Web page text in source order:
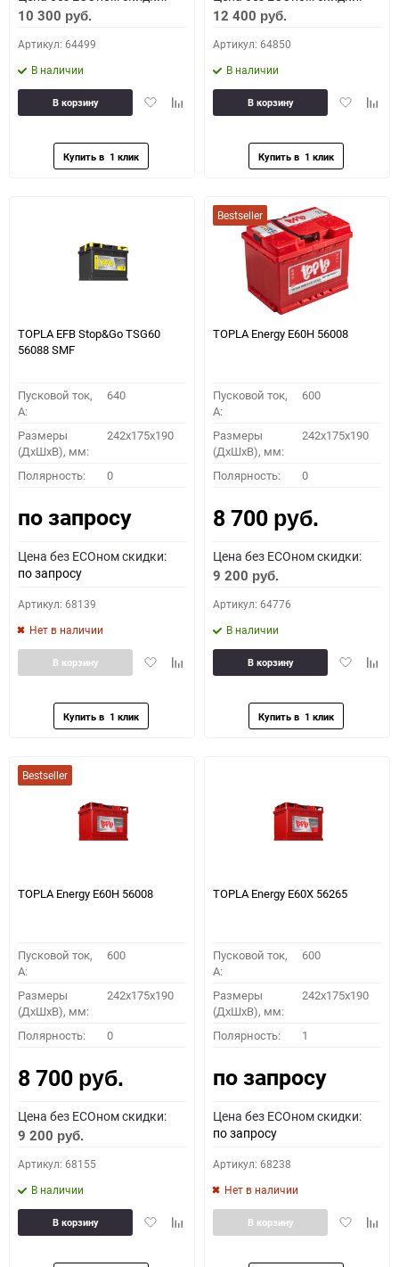
10 300 руб.
Артикул: 64499
В наличии
ДобавитьДобавить
В корзину
12 400 руб.
Артикул: 64850
В наличии
Добавить
В корзину
TOPLA EFB Stop&Go TSG60
56088 SMF
Пусковой ток,
A:
640
Размеры
(ДхШхВ), мм:
242x175x190
Полярность: 0
по запросу
Цена без ECOном скидки:
по запросу
Артикул: 68139
Нет в наличии
ДобавитьДобавить
В корзину
Bestseller
TOPLA Energy E60H 56008
Пусковой ток,
A:
600
Размеры
(ДхШхВ), мм:
242x175x190
Полярность: 0
8 700 руб.
Цена без ECOном скидки:
9 200 руб.
Артикул: 64776
В наличии
Добавить
В корзину
Bestseller
TOPLA Energy E60H 56008
Пусковой ток,
A:
600
Размеры
(ДхШхВ), мм:
242x175x190
Полярность: 0
8 700 руб.
Цена без ECOном скидки:
9 200 руб.
Артикул: 68155
В наличии
ДобавитьДобавить
В корзину
TOPLA Energy E60X 56265
Пусковой ток,
A:
600
Размеры
(ДхШхВ), мм:
242x175x190
Полярность: 1
по запросу
Цена без ECOном скидки:
по запросу
Артикул: 68238
Нет в наличии
Добавить
В корзину